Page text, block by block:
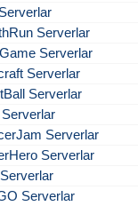
Serverlar
Serverlar
Serverlar
Serverlar
Serverlar
Serverlar
Serverlar